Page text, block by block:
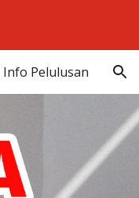
Info Pelulusan